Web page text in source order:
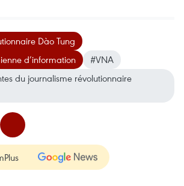
Dào Tung
d’information
#VNA
du journalisme révolutionnaire